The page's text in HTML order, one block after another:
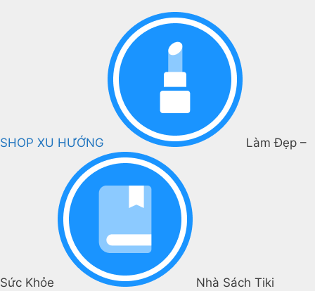
SHOP XU HƯỚNG Làm Đẹp –
Sức Khỏe Nhà Sách Tiki